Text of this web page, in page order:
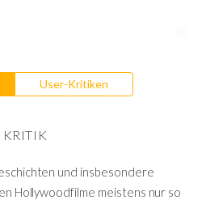
User-Kritiken
KRITIK
und insbesondere
Hollywoodfilme meistens nur so